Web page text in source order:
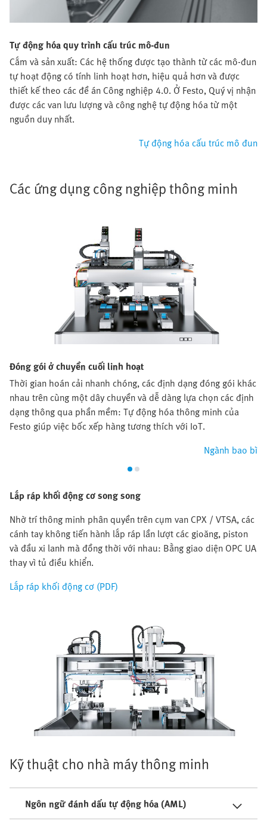
Tự động hóa quy trình cấu trúc mô-đun
Cắm và sản xuất: Các hệ thống được tạo thành từ các mô-đun
tự hoạt động có tính linh hoạt hơn, hiệu quả hơn và được
thiết kế theo các đề án Công nghiệp 4.0. Ở Festo, Quý vị nhận
được các van lưu lượng và công nghệ tự động hóa từ một
nguồn duy nhất.
Tự động hóa cấu trúc mô đun
Các ứng dụng công nghiệp thông minh
Đóng gói ở chuyền cuối linh hoạt
Thời gian hoán cải nhanh chóng, các định dạng đóng gói khác
nhau trên cùng một dây chuyền và dễ dàng lựa chọn các định
dạng thông qua phần mềm: Tự động hóa thông minh của
Festo giúp việc bốc xếp hàng tương thích với IoT.
Ngành bao bì
Lắp ráp khối động cơ song song
Nhờ trí thông minh phân quyền trên cụm van CPX / VTSA, các
cánh tay không tiến hành lắp ráp lần lượt các gioăng, piston
và đầu xi lanh mà đồng thời với nhau: Bằng giao diện OPC UA
thay vì tủ điều khiển.
Lắp ráp khối động cơ (PDF)
Kỹ thuật cho nhà máy thông minh
Ngôn ngữ đánh dấu tự động hóa (AML)